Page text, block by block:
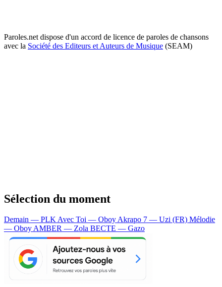
Paroles.net dispose d'un accord de licence de paroles de chansons
avec la Société des Editeurs et Auteurs de Musique (SEAM)
Sélection du moment
Demain — PLKAvec Toi — OboyAkrapo 7 — Uzi (FR) Mélodie
— OboyAMBER — Zola BECTE — Gazo